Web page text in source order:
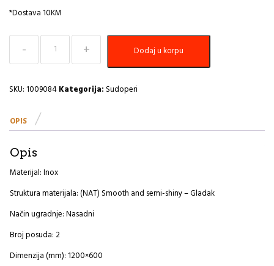
*Dostava 10KM
Sudoper
1200x600
Classic
A
Dodaj u korpu
SKU: 1009084Kategorija: Sudoperi
OPIS
Opis
Materijal: Inox
Struktura materijala: (NAT) Smooth and semi-shiny – Gladak
Način ugradnje: Nasadni
Broj posuda: 2
Dimenzija (mm): 1200×600